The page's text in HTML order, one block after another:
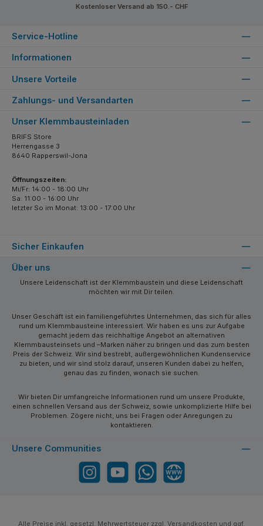
Kostenloser Versand ab 150.- CHF
Service-Hotline
Informationen
Unsere Vorteile
Zahlungs- und Versandarten
Sicher Einkaufen
Unser Klemmbausteinladen
BRIFS Store
Herrengasse 3
8640 Rapperswil-Jona
Öffnungszeiten:
Mi/Fr: 14:00 - 18:00 Uhr
Sa: 11:00 - 16:00 Uhr
letzter So im Monat: 13:00 - 17:00 Uhr
Über uns
Unsere Leidenschaft ist der Klemmbaustein und diese Leidenschaft
möchten wir mit Dir teilen.
Unser Geschäft ist ein familiengeführtes Unternehmen, das sich für alles
rund um Klemmbausteine interessiert. Wir haben es uns zur Aufgabe
gemacht jedem das reichhaltige Angebot an alternativen
Klemmbausteinsets und –Marken näher zu bringen und das zum besten
Preis der Schweiz. Wir sind bestrebt, außergewöhnlichen Kundenservice
zu bieten, und wir sind stolz darauf, unseren Kunden dabei zu helfen,
genau das zu finden, wonach sie suchen.
Wir bieten Dir umfangreiche Informationen rund um unsere Produkte,
einen schnellen Versand aus der Schweiz, sowie unkomplizierte Hilfe bei
Problemen. Zögere nicht, uns bei Fragen oder Anregungen zu
kontaktieren.
Unsere Communities
Instagram YouTube WhatsApp Website
Alle Preise inkl. gesetzl. Mehrwertsteuer zzgl. Versandkosten und ggf.